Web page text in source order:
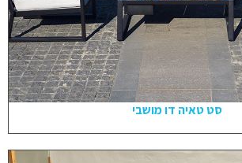
סט טאיה דו מושבי